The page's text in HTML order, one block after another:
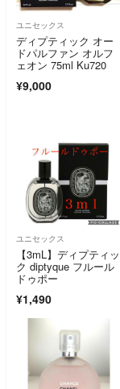
ユニセックス
ディプティック オー
ドパルファン オルフ
ェオン 75ml Ku720
¥9,000
ユニセックス
【3mL】ディプティッ
ク diptyque フルール
ドゥポー
¥1,490